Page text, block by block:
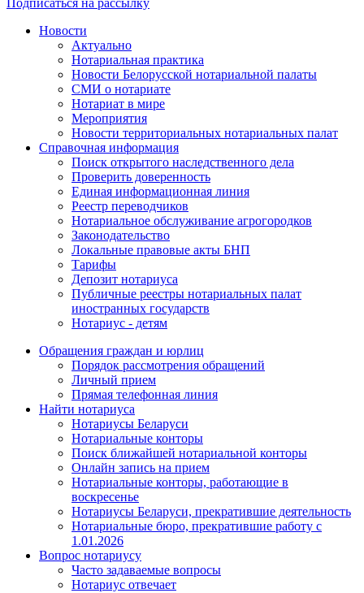
Подписаться на рассылку
Новости
Актуально
Нотариальная практика
Новости Белорусской нотариальной палаты
СМИ о нотариате
Нотариат в мире
Мероприятия
Новости территориальных нотариальных палат
Справочная информация
Поиск открытого наследственного дела
Проверить доверенность
Единая информационная линия
Реестр переводчиков
Нотариальное обслуживание агрогородков
Законодательство
Локальные правовые акты БНП
Тарифы
Депозит нотариуса
Публичные реестры нотариальных палат
иностранных государств
Нотариус - детям
Обращения граждан и юрлиц
Порядок рассмотрения обращений
Личный прием
Прямая телефонная линия
Найти нотариуса
Нотариусы Беларуси
Нотариальные конторы
Поиск ближайшей нотариальной конторы
Онлайн запись на прием
Нотариальные конторы, работающие в
воскресенье
Нотариусы Беларуси, прекратившие деятельность
Нотариальные бюро, прекратившие работу с
1.01.2026
Вопрос нотариусу
Часто задаваемые вопросы
Нотариус отвечает